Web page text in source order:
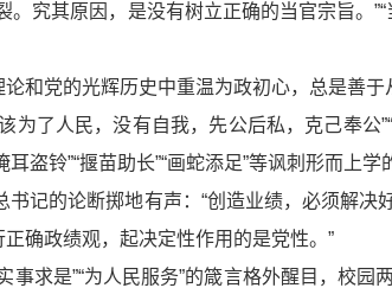
究其原因，是没有树立正确的当官宗旨。
和党的光辉历史中重温为政初心，总是善于
为了人民，没有自我，先公后私，克己奉公
盗铃”“揠苗助长”“画蛇添足”等讽刺形而上
记的论断掷地有声：“创造业绩，必须解决
确政绩观，起决定性作用的是党性。”
求是”“为人民服务”的箴言格外醒目，校